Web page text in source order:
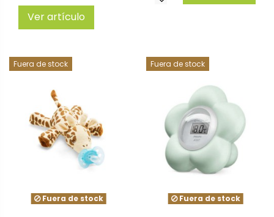
Ver artículo
Fuera de stock
Fuera de stock
Fuera de stock
Fuera de stock